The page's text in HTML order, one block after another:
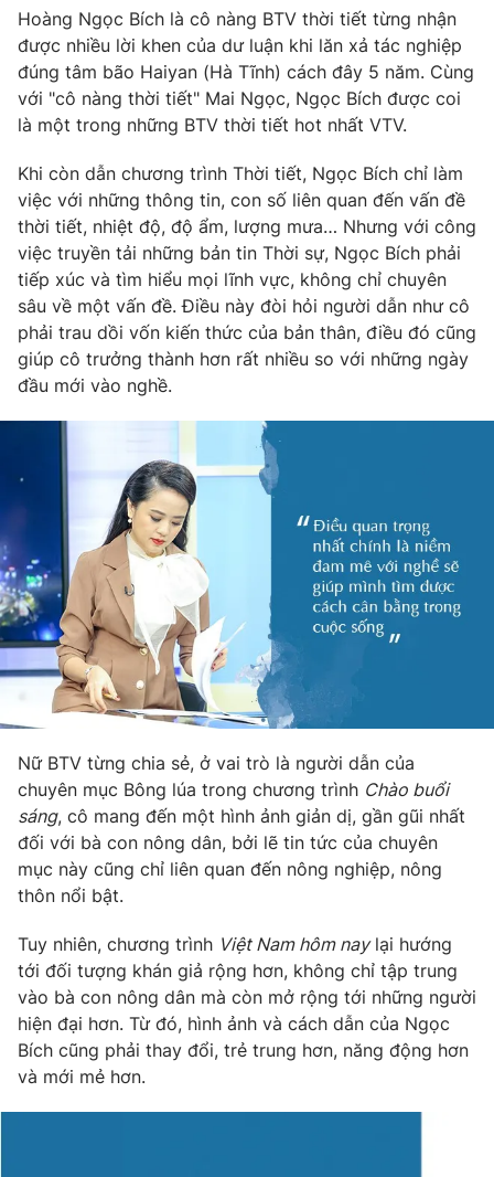
Hoàng Ngọc Bích là cô nàng BTV thời tiết từng nhận
được nhiều lời khen của dư luận khi lăn xả tác nghiệp
đúng tâm bão Haiyan (Hà Tĩnh) cách đây 5 năm. Cùng
với "cô nàng thời tiết" Mai Ngọc, Ngọc Bích được coi
là một trong những BTV thời tiết hot nhất VTV.
Khi còn dẫn chương trình Thời tiết, Ngọc Bích chỉ làm
việc với những thông tin, con số liên quan đến vấn đề
thời tiết, nhiệt độ, độ ẩm, lượng mưa… Nhưng với công
việc truyền tải những bản tin Thời sự, Ngọc Bích phải
tiếp xúc và tìm hiểu mọi lĩnh vực, không chỉ chuyên
sâu về một vấn đề. Điều này đòi hỏi người dẫn như cô
phải trau dồi vốn kiến thức của bản thân, điều đó cũng
giúp cô trưởng thành hơn rất nhiều so với những ngày
đầu mới vào nghề.
Nữ BTV từng chia sẻ, ở vai trò là người dẫn của
chuyên mục Bông lúa trong chương trình Chào buổi
sáng, cô mang đến một hình ảnh giản dị, gần gũi nhất
đối với bà con nông dân, bởi lẽ tin tức của chuyên
mục này cũng chỉ liên quan đến nông nghiệp, nông
thôn nổi bật.
Tuy nhiên, chương trình Việt Nam hôm naylại hướng
tới đối tượng khán giả rộng hơn, không chỉ tập trung
vào bà con nông dân mà còn mở rộng tới những người
hiện đại hơn. Từ đó, hình ảnh và cách dẫn của Ngọc
Bích cũng phải thay đổi, trẻ trung hơn, năng động hơn
và mới mẻ hơn.